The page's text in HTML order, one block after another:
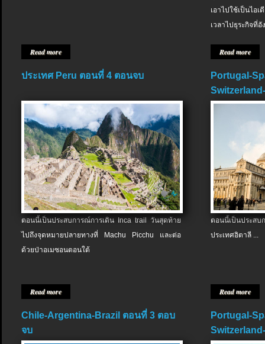
Read more
เอาไปใช้เป็นไอ
เวลาไปธุระกิจที่อั
Read more
ประเทศ Peru ตอนที่ 4 ตอนจบ
ตอนนี้เป็นประสบการณ์การเดิน Inca trail วันสุดท้าย
ไปถึงจุดหมายปลายทางที่ Machu Picchu และต่อ
ด้วยป่าอเมซอนตอนใต้
Read more
Portugal-
ตอนนี้เป็นประส
ประเทศอิตาลี ...
Read more
Chile-Argentina-Brazil ตอนที่ 3 ตอบ
จบ
Portugal-